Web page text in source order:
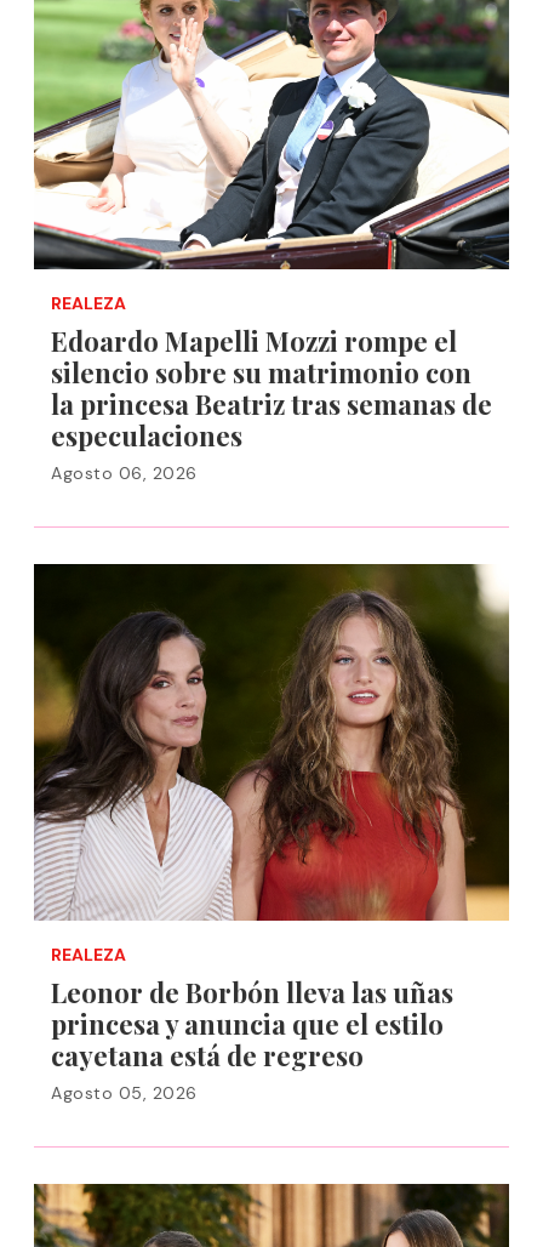
REALEZA
Edoardo Mapelli Mozzi rompe el
silencio sobre su matrimonio con
la princesa Beatriz tras semanas de
especulaciones
Agosto 06, 2026
REALEZA
Leonor de Borbón lleva las uñas
princesa y anuncia que el estilo
cayetana está de regreso
Agosto 05, 2026